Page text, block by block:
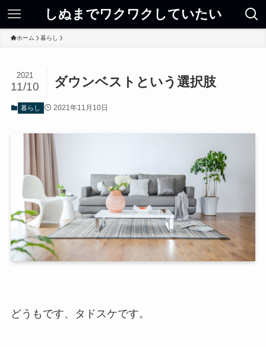
しぬまでワクワクしていたい
ホーム 暮らし
ダウンベストという選択肢
2021
11/10
暮らし 2021年11月10日
どうもです、タドスケです。